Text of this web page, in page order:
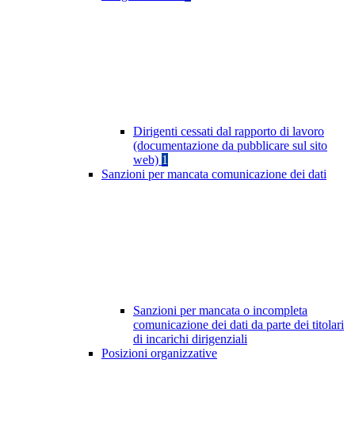
Dirigenti cessati dal rapporto di lavoro
(documentazione da pubblicare sul sito
web) 1
Sanzioni per mancata comunicazione dei dati
Sanzioni per mancata o incompleta
comunicazione dei dati da parte dei titolari
di incarichi dirigenziali
Posizioni organizzative